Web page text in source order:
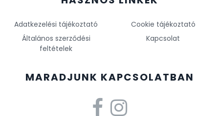
Adatkezelési tájékoztató
Cookie tájékoztató
Általános szerződési
feltételek
Kapcsolat
MARADJUNK KAPCSOLATBAN